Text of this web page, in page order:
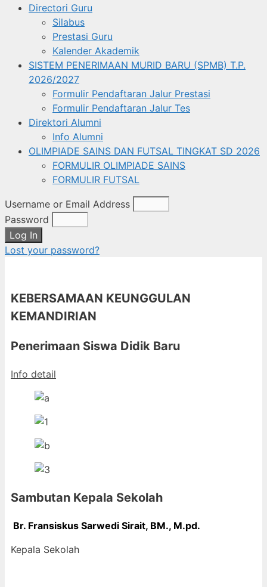
Directori Guru
Silabus
Prestasi Guru
Kalender Akademik
SISTEM PENERIMAAN MURID BARU (SPMB) T.P.
2026/2027
Formulir Pendaftaran Jalur Prestasi
Formulir Pendaftaran Jalur Tes
Direktori Alumni
Info Alumni
OLIMPIADE SAINS DAN FUTSAL TINGKAT SD 2026
FORMULIR OLIMPIADE SAINS
FORMULIR FUTSAL
Username or Email Address
Password
Log In
Lost your password?
KEBERSAMAAN KEUNGGULAN
KEMANDIRIAN
Penerimaan Siswa Didik Baru
Info detail
Sambutan Kepala Sekolah
Br. Fransiskus Sarwedi Sirait, BM., M.pd.
Kepala Sekolah